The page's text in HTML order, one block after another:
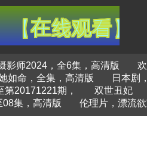
影师2024，全6集，高清版
如命，全集，高清版 日本剧
20171221期， 双世丑妃
集，高清版 伦理片，漂流欲